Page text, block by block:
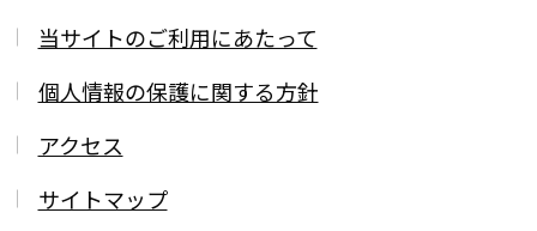
当サイトのご利用にあたって
個人情報の保護に関する方針
アクセス
サイトマップ